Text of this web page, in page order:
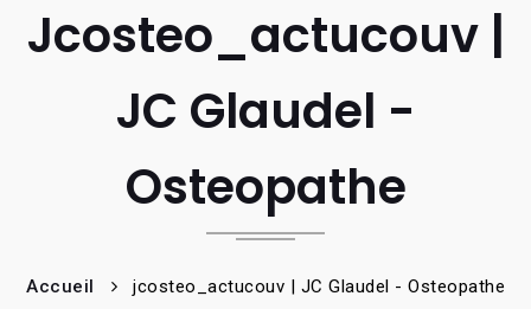
Jcosteo_actucouv |
JC Glaudel -
Osteopathe
Accueil jcosteo_actucouv | JC Glaudel - Osteopathe